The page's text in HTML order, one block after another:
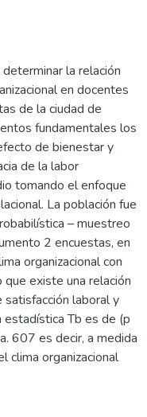
la relación
en docentes
de la ciudad de
fundamentales los
de bienestar y
de la labor
tomando el enfoque
La población fue
– muestreo
2 encuestas, en
organizacional con
existe una relación
laboral y
estadística Tb es de (p
607 es decir, a medida
clima organizacional